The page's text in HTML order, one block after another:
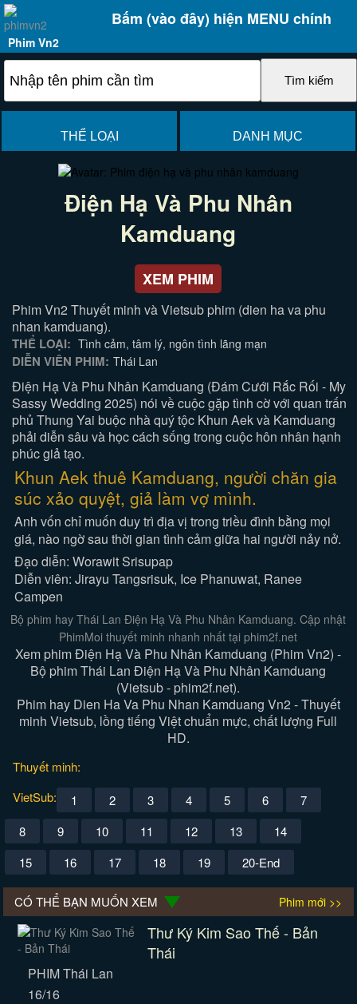
Bấm (vào đây) hiện MENU chính
Phim Vn2
THỂ LOẠI DANH MỤC
Điện Hạ Và Phu Nhân
Kamduang
XEM PHIM
Phim Vn2 Thuyết minh và Vietsub phim (dien ha va phu
nhan kamduang).
THỂ LOẠI: Tình cảm, tâm lý, ngôn tình lãng mạn
DIỄN VIÊN PHIM: Thái Lan
Điện Hạ Và Phu Nhân Kamduang (Đám Cưới Rắc Rối - My
Sassy Wedding 2025) nói về cuộc gặp tình cờ với quan trấn
phủ Thung Yai buộc nhà quý tộc Khun Aek và Kamduang
phải diễn sâu và học cách sống trong cuộc hôn nhân hạnh
phúc giả tạo.
Khun Aek thuê Kamduang, người chăn gia
súc xảo quyệt, giả làm vợ mình.
Anh vốn chỉ muốn duy trì địa vị trong triều đình bằng mọi
giá, nào ngờ sau thời gian tình cảm giữa hai người nảy nở.
Đạo diễn: Worawit Srisupap
Diễn viên: Jirayu Tangsrisuk, Ice Phanuwat, Ranee
Campen
Bộ phim hay Thái Lan Điện Hạ Và Phu Nhân Kamduang. Cập nhật
PhimMoi thuyết minh nhanh nhất tại phim2f.net
Xem phim Điện Hạ Và Phu Nhân Kamduang (Phim Vn2) -
Bộ phim Thái Lan Điện Hạ Và Phu Nhân Kamduang
(Vietsub - phim2f.net).
Phim hay Dien Ha Va Phu Nhan Kamduang Vn2 - Thuyết
minh Vietsub, lồng tiếng Việt chuẩn mực, chất lượng Full
HD.
Thuyết minh:
VietSub:
1 2 3 4 5 6
7
8
9 10 11 12 13
14
15
16 17 18 19 20-End
CÓ THỂ BẠN MUỐN XEM Phim mới >>
Thư Ký Kim Sao Thế - Bản
Thái
PHIM Thái Lan
16/16